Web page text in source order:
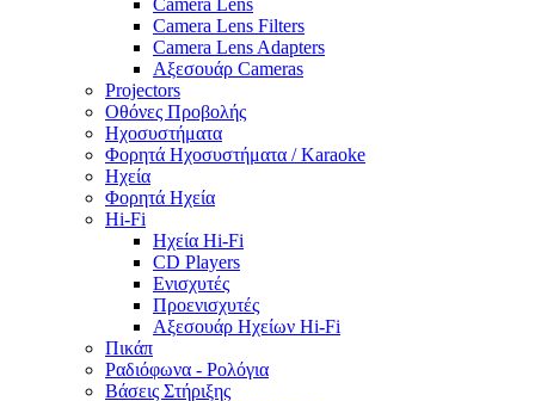
Camera Lens
Camera Lens Filters
Camera Lens Adapters
Αξεσουάρ Cameras
Projectors
Οθόνες Προβολής
Ηχοσυστήματα
Φορητά Ηχοσυστήματα / Karaoke
Ηχεία
Φορητά Ηχεία
Hi-Fi
Ηχεία Hi-Fi
CD Players
Ενισχυτές
Προενισχυτές
Αξεσουάρ Ηχείων Hi-Fi
Πικάπ
Ραδιόφωνα - Ρολόγια
Βάσεις Στήριξης